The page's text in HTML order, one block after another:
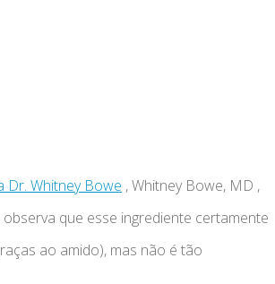
Dr. Whitney Bowe , Whitney Bowe, MD ,
que esse ingrediente certamente
ao amido), mas não é tão